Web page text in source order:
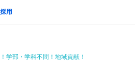
用
学部・学科不問！地域貢献！